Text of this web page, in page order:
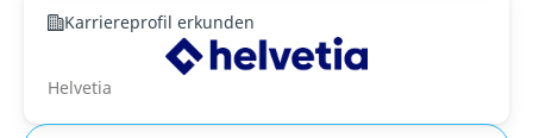
Karriereprofil erkunden
Helvetia